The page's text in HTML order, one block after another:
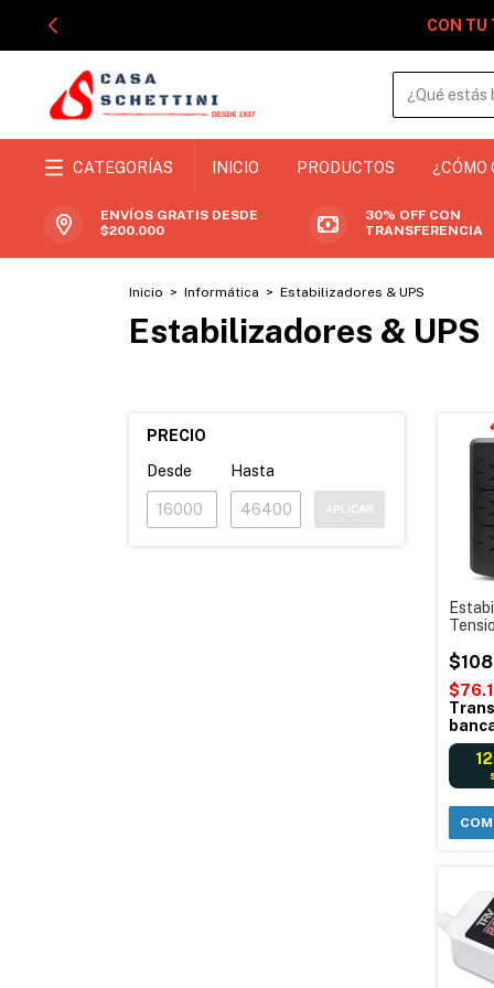
CON TU
CATEGORÍAS INICIO PRODUCTOS ¿CÓMO
ENVÍOS GRATIS DESDE
$200.000
30% OFF CON
TRANSFERENCIA
Inicio > Informática > Estabilizadores & UPS
Estabilizadores & UPS
PRECIO
Desde
Hasta
APLICAR
Color
12